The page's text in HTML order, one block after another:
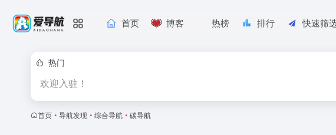
首页 博客 热榜 排行 快速筛
热门
欢迎入驻！
首页 • 导航发现 • 综合导航 • 碳导航